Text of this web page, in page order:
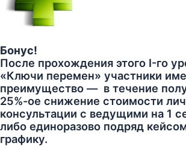
Бонус!
После прохождения этого I-го
«Ключи перемен» участники
преимущество — в течение
25%-ое снижение стоимости
консультации с ведущими на 1
либо единоразово подряд
графику.